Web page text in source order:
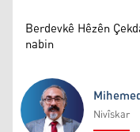
Berdevkê Hêzên
nabin
Nivîskar